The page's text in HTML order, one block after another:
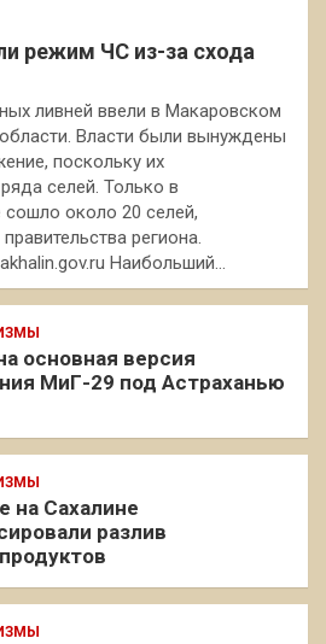
режим ЧС из-за схода
ливней ввели в Макаровском
Власти были вынуждены
поскольку их
селей. Только в
около 20 селей,
региона.
Наибольший…
основная версия
МиГ-29 под Астраханью
на Сахалине
разлив